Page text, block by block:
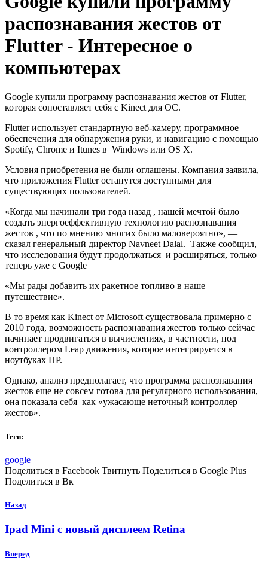
распознавания жестов от
Flutter - Интересное о
компьютерах
Google купили программу распознавания жестов от Flutter,
которая сопоставляет себя с Kinect для ОС.
Flutter использует стандартную веб-камеру, программное
обеспечения для обнаружения руки, и навигацию с помощью
Spotify, Chrome и Itunes в Windows или OS X.
Условия приобретения не были оглашены. Компания заявила,
что приложения Flutter останутся доступными для
существующих пользователей.
«Когда мы начинали три года назад , нашей мечтой было
создать энергоеффективную технологию распознавания
жестов , что по мнению многих было маловероятно», —
сказал генеральный директор Navneet Dalal. Также сообщил,
что исследования будут продолжаться и расширяться, только
теперь уже с Google
«Мы рады добавить их ракетное топливо в наше
путешествие».
В то время как Kinect от Microsoft существовала примерно с
2010 года, возможность распознавания жестов только сейчас
начинает продвигаться в вычислениях, в частности, под
контроллером Leap движения, которое интегрируется в
ноутбуках HP.
Однако, анализ предполагает, что программа распознавания
жестов еще не совсем готова для регулярного использования,
она показала себя как «ужасающе неточный контроллер
жестов».
Теги:
google
Поделиться в Facebook Твитнуть Поделиться в Google Plus
Поделиться в Вк
Назад
Ipad Mini с новый дисплеем Retina
Вперед